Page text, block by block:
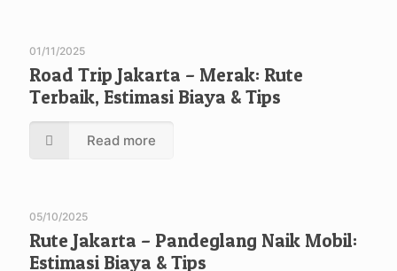
01/11/2025
Road Trip Jakarta – Merak: Rute
Terbaik, Estimasi Biaya & Tips
Read more
05/10/2025
Rute Jakarta – Pandeglang Naik Mobil:
Estimasi Biaya & Tips